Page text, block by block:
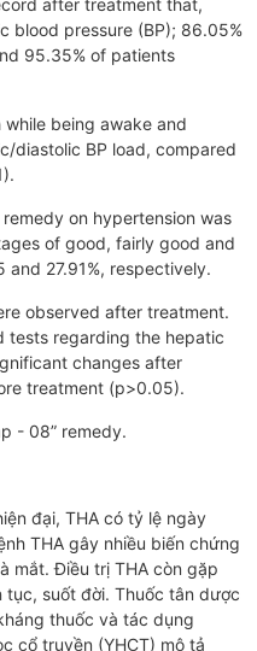
after treatment that,
blood pressure (BP); 86.05%
95.35% of patients
being awake and
diastolic BP load, compared
on hypertension was
of good, fairly good and
27.91%, respectively.
observed after treatment.
tests regarding the hepatic
changes after
treatment (p>0.05).
- 08” remedy.
đại, THA có tỷ lệ ngày
THA gây nhiều biến chứng
mắt. Điều trị THA còn gặp
tục, suốt đời. Thuốc tân dược
thuốc và tác dụng
cổ truyền (YHCT) mô tả